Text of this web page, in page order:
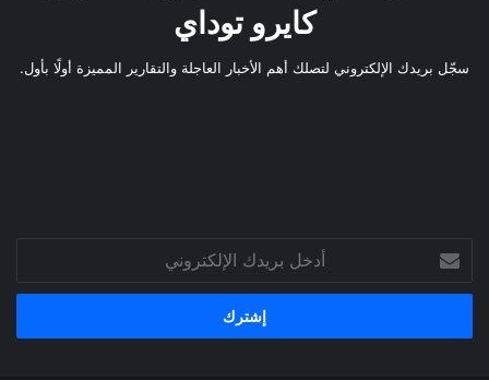
كايرو توداي
سجّل بريدك الإلكتروني لتصلك أهم الأخبار العاجلة والتقارير المميزة أولًا بأول.
بريدك
الإلكتروني